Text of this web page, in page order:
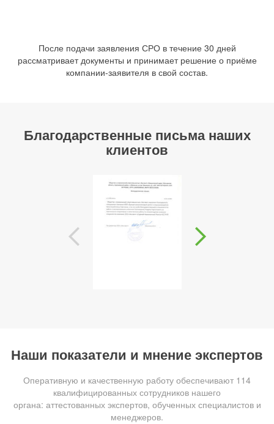
После подачи заявления СРО в течение 30 дней
рассматривает документы и принимает решение о приёме
компании-заявителя в свой состав.
Благодарственные письма наших
клиентов
Наши показатели и мнение экспертов
Оперативную и качественную работу обеспечивают 114
квалифицированных сотрудников нашего
органа: аттестованных экспертов, обученных специалистов и
менеджеров.